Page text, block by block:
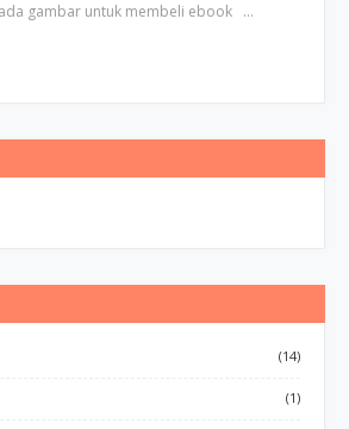
gambar untuk membeli ebook …
(14)
(1)